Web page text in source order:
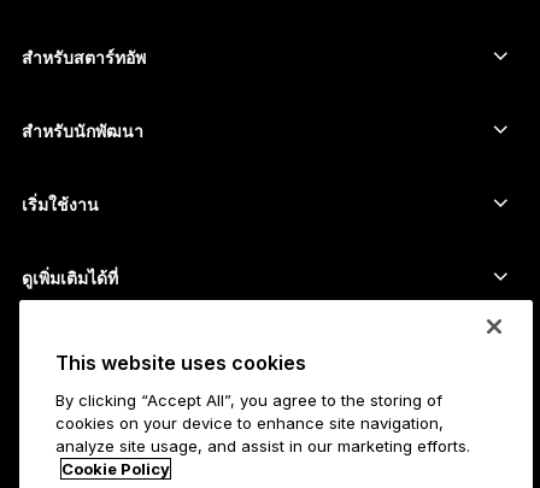
Bundles
ผลิตภัณฑ์ทั้งหมด
Monero wallet
ดูสินทรัพย์ทั้งหมด
สวอปคริปโต
สำหรับสตาร์ทอัพ
สำหรับนักพัฒนา
เริ่มใช้งาน
Wallet และบริการที่ใช้ร่วมกันได้
ดูเพิ่มเติมได้ที่
ข้อมูล Ledger สำหรับสื่อมวลชน
Affiliate
สมัครงาน
งานทั้งหมด
เกี่ยวกับ
วิสัยทัศน์ของเรา
This website uses cookies
By clicking “Accept All”, you agree to the storing of
cookies on your device to enhance site navigation,
analyze site usage, and assist in our marketing efforts.
Cookie Policy